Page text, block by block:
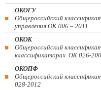
ОКОГУ
Общероссийский
управления ОК 006 – 2011
ОКОК
Общероссийский
классификаторах. ОК 026-
ОКОПФ
Общероссийский
028-2012